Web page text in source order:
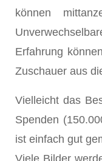
können
Erfahrung
Zuschauer aus
Vielleicht das
Spenden
ist einfach gut
Viele Bilder